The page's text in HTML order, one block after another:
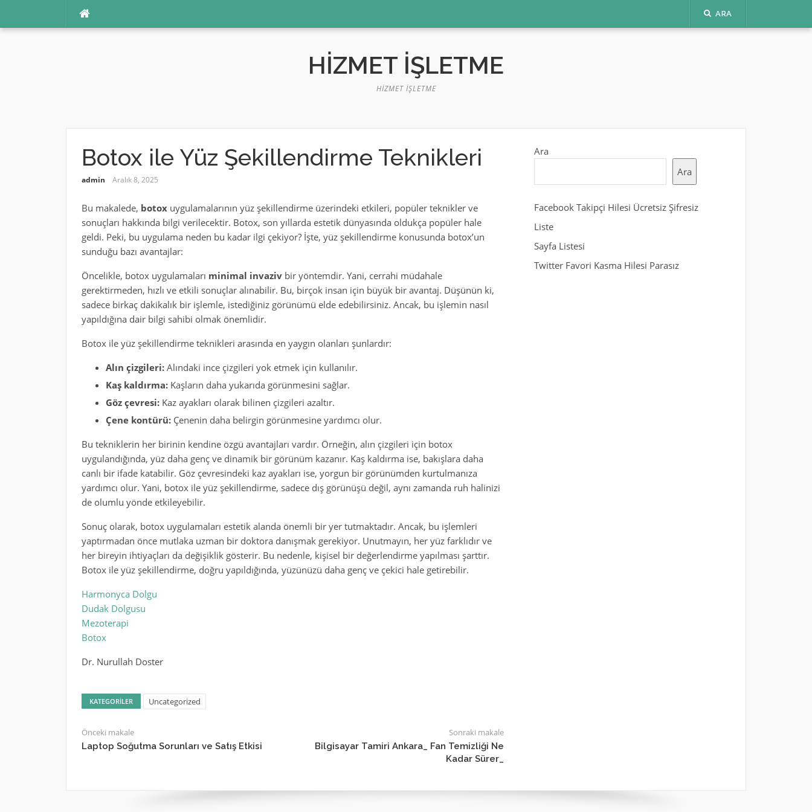
ARA
HIZMET İŞLETME
HIZMET İŞLETME
Botox ile Yüz Şekillendirme Teknikleri
admin Aralık 8, 2025
Bu makalede, botoxuygulamalarının yüz şekillendirme üzerindeki etkileri, popüler teknikler ve
sonuçları hakkında bilgi verilecektir. Botox, son yıllarda estetik dünyasında oldukça popüler hale
geldi. Peki, bu uygulama neden bu kadar ilgi çekiyor? İşte, yüz şekillendirme konusunda botox’un
sunduğu bazı avantajlar:
Öncelikle, botox uygulamaları minimal invazivbir yöntemdir. Yani, cerrahi müdahale
gerektirmeden, hızlı ve etkili sonuçlar alınabilir. Bu, birçok insan için büyük bir avantaj. Düşünün ki,
sadece birkaç dakikalık bir işlemle, istediğiniz görünümü elde edebilirsiniz. Ancak, bu işlemin nasıl
yapıldığına dair bilgi sahibi olmak önemlidir.
Botox ile yüz şekillendirme teknikleri arasında en yaygın olanları şunlardır:
Alın çizgileri:Alındaki ince çizgileri yok etmek için kullanılır.
Kaş kaldırma:Kaşların daha yukarıda görünmesini sağlar.
Göz çevresi:Kaz ayakları olarak bilinen çizgileri azaltır.
Çene kontürü:Çenenin daha belirgin görünmesine yardımcı olur.
Bu tekniklerin her birinin kendine özgü avantajları vardır. Örneğin, alın çizgileri için botox
uygulandığında, yüz daha genç ve dinamik bir görünüm kazanır. Kaş kaldırma ise, bakışlara daha
canlı bir ifade katabilir. Göz çevresindeki kaz ayakları ise, yorgun bir görünümden kurtulmanıza
yardımcı olur. Yani, botox ile yüz şekillendirme, sadece dış görünüşü değil, aynı zamanda ruh halinizi
de olumlu yönde etkileyebilir.
Sonuç olarak, botox uygulamaları estetik alanda önemli bir yer tutmaktadır. Ancak, bu işlemleri
yaptırmadan önce mutlaka uzman bir doktora danışmak gerekiyor. Unutmayın, her yüz farklıdır ve
her bireyin ihtiyaçları da değişiklik gösterir. Bu nedenle, kişisel bir değerlendirme yapılması şarttır.
Botox ile yüz şekillendirme, doğru yapıldığında, yüzünüzü daha genç ve çekici hale getirebilir.
Harmonyca Dolgu
Dudak Dolgusu
Mezoterapi
Botox
Dr. Nurullah Doster
KATEGORILER Uncategorized
Önceki makale
Laptop Soğutma Sorunları ve Satış Etkisi
Sonraki makale
Bilgisayar Tamiri Ankara_ Fan Temizliği Ne
Kadar Sürer_
Ara
Ara
Facebook Takipçi Hilesi Ücretsiz Şifresiz
Liste
Sayfa Listesi
Twitter Favori Kasma Hilesi Parasız